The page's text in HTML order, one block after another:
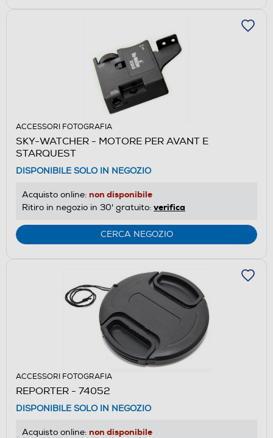
ACCESSORI FOTOGRAFIA
SKY-WATCHER - MOTORE PER AVANT E
STARQUEST
DISPONIBILE SOLO IN NEGOZIO
Acquisto online: non disponibile
Ritiro in negozio in 30' gratuito: verifica
CERCA NEGOZIO
ACCESSORI FOTOGRAFIA
REPORTER - 74052
DISPONIBILE SOLO IN NEGOZIO
Acquisto online: non disponibile